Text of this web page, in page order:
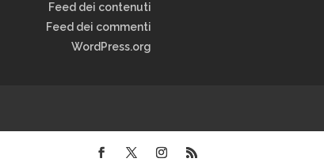
Feed dei contenuti
Feed dei commenti
WordPress.org